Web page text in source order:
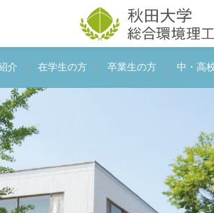
介 在学生の方 卒業生の方 中・高